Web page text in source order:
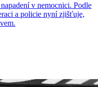
v nemocnici. Podle
a policie nyní zjišťuje,